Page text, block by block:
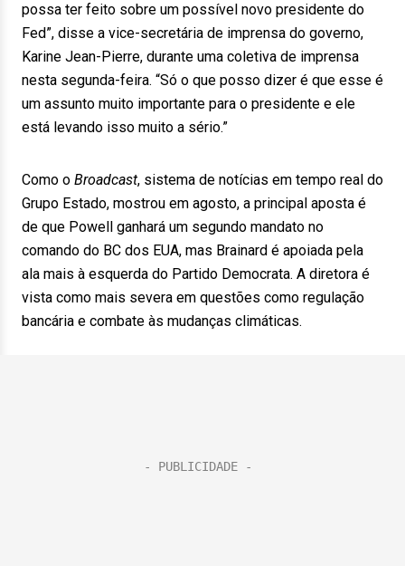
possa ter feito sobre um possível novo presidente do
Fed”, disse a vice-secretária de imprensa do governo,
Karine Jean-Pierre, durante uma coletiva de imprensa
nesta segunda-feira. “Só o que posso dizer é que esse é
um assunto muito importante para o presidente e ele
está levando isso muito a sério.”
Como o Broadcast, sistema de notícias em tempo real do
Grupo Estado, mostrou em agosto, a principal aposta é
de que Powell ganhará um segundo mandato no
comando do BC dos EUA, mas Brainard é apoiada pela
ala mais à esquerda do Partido Democrata. A diretora é
vista como mais severa em questões como regulação
bancária e combate às mudanças climáticas.